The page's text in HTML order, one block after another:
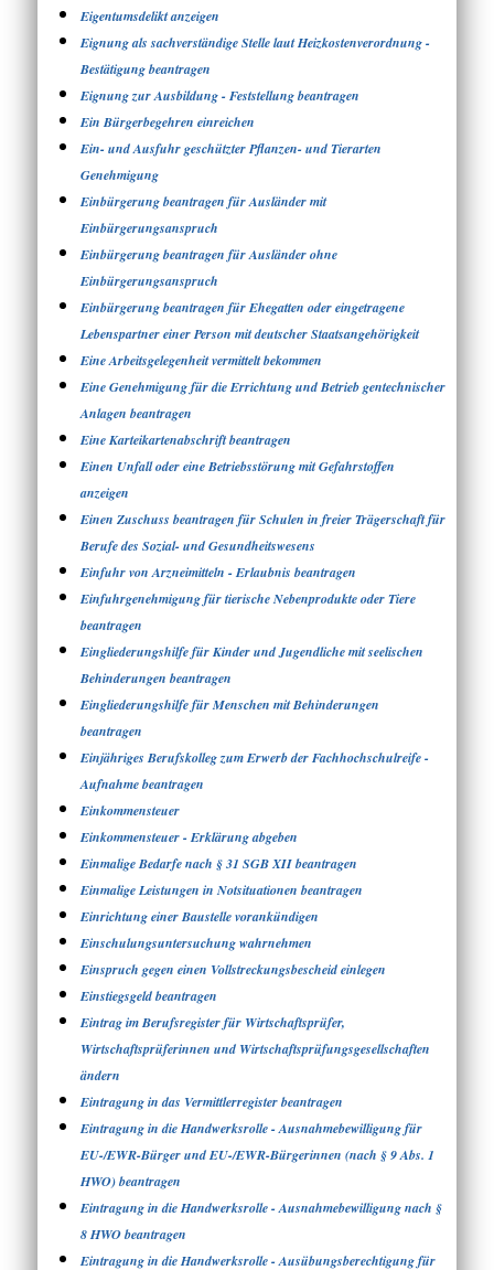
Eigentumsdelikt anzeigen
Eignung als sachverständige Stelle laut Heizkostenverordnung -
Bestätigung beantragen
Eignung zur Ausbildung - Feststellung beantragen
Ein Bürgerbegehren einreichen
Ein- und Ausfuhr geschützter Pflanzen- und Tierarten
Genehmigung
Einbürgerung beantragen für Ausländer mit
Einbürgerungsanspruch
Einbürgerung beantragen für Ausländer ohne
Einbürgerungsanspruch
Einbürgerung beantragen für Ehegatten oder eingetragene
Lebenspartner einer Person mit deutscher Staatsangehörigkeit
Eine Arbeitsgelegenheit vermittelt bekommen
Eine Genehmigung für die Errichtung und Betrieb gentechnischer
Anlagen beantragen
Eine Karteikartenabschrift beantragen
Einen Unfall oder eine Betriebsstörung mit Gefahrstoffen
anzeigen
Einen Zuschuss beantragen für Schulen in freier Trägerschaft für
Berufe des Sozial- und Gesundheitswesens
Einfuhr von Arzneimitteln - Erlaubnis beantragen
Einfuhrgenehmigung für tierische Nebenprodukte oder Tiere
beantragen
Eingliederungshilfe für Kinder und Jugendliche mit seelischen
Behinderungen beantragen
Eingliederungshilfe für Menschen mit Behinderungen
beantragen
Einjähriges Berufskolleg zum Erwerb der Fachhochschulreife -
Aufnahme beantragen
Einkommensteuer
Einkommensteuer - Erklärung abgeben
Einmalige Bedarfe nach § 31 SGB XII beantragen
Einmalige Leistungen in Notsituationen beantragen
Einrichtung einer Baustelle vorankündigen
Einschulungsuntersuchung wahrnehmen
Einspruch gegen einen Vollstreckungsbescheid einlegen
Einstiegsgeld beantragen
Eintrag im Berufsregister für Wirtschaftsprüfer,
Wirtschaftsprüferinnen und Wirtschaftsprüfungsgesellschaften
ändern
Eintragung in das Vermittlerregister beantragen
Eintragung in die Handwerksrolle - Ausnahmebewilligung für
EU-/EWR-Bürger und EU-/EWR-Bürgerinnen (nach § 9 Abs. 1
HWO) beantragen
Eintragung in die Handwerksrolle - Ausnahmebewilligung nach §
8 HWO beantragen
Eintragung in die Handwerksrolle - Ausübungsberechtigung für